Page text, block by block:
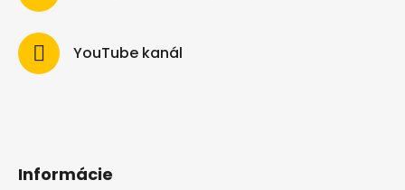
YouTube kanál
Informácie